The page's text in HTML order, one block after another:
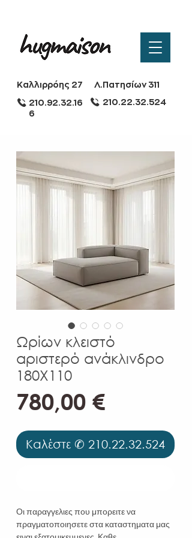
Καλλιρρόης 27
Λ.Πατησίων 311
210.92.32.16
6
210.22.32.524
Ωρίων κλειστό
αριστερό ανάκλινδρο
180Χ110
780,00 €Τιμή
Καλέστε ✆ 210.22.32.524
Οι παραγγελιες που μπορειτε να
πραγματοποιησετε στα καταστηματα μας